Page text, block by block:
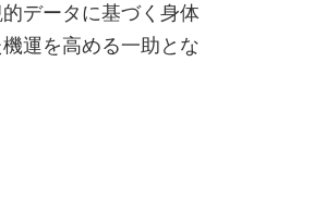
データに基づく身体
運を高める一助とな